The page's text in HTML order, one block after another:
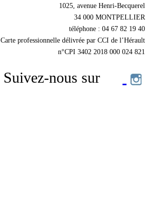
1025, avenue Henri-Becquerel
34 000 MONTPELLIER
téléphone : 04 67 82 19 40
Carte professionnelle délivrée par CCI de l’Hérault
n°CPI 3402 2018 000 024 821
Suivez-nous sur